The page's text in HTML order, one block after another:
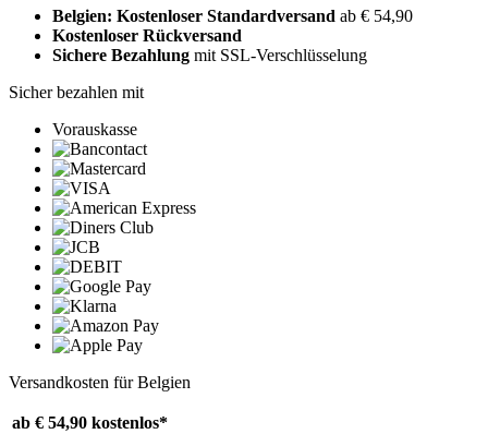
Belgien: Kostenloser Standardversand ab € 54,90
Kostenloser Rückversand
Sichere Bezahlung mit SSL-Verschlüsselung
Sicher bezahlen mit
Vorauskasse
Versandkosten für Belgien
ab € 54,90 kostenlos*